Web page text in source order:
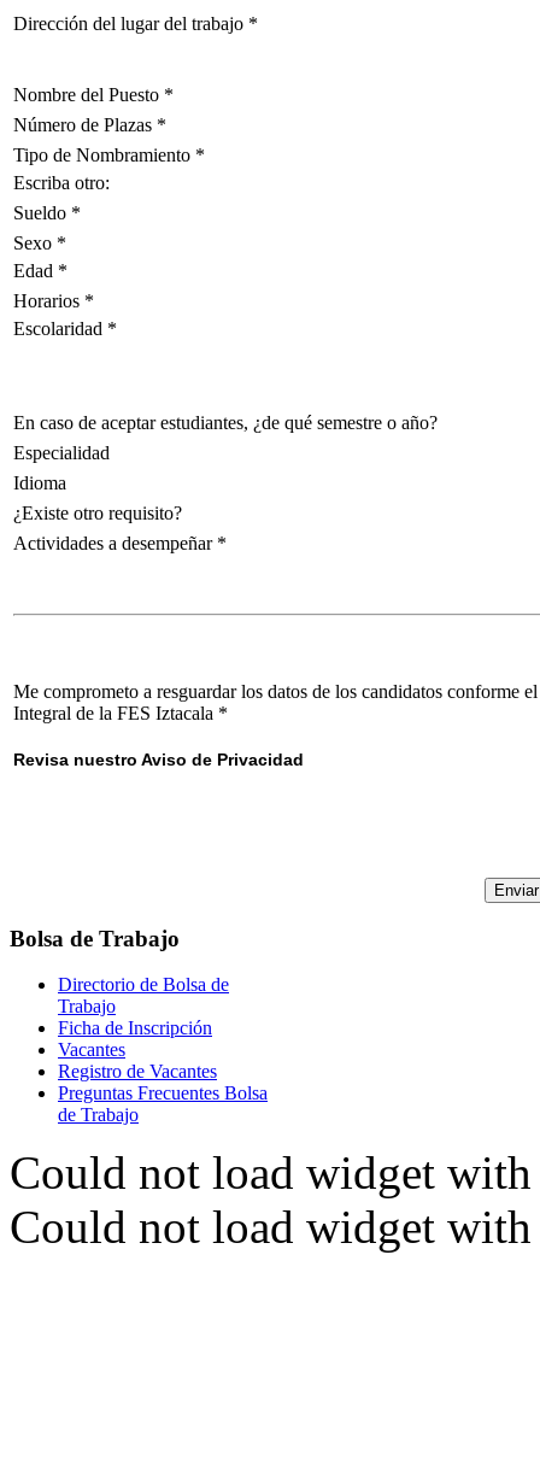
Dirección del lugar del trabajo *
Nombre del Puesto *
Número de Plazas *
Tipo de Nombramiento *
Escriba otro:
Sueldo *
Sexo *
Edad *
Horarios *
Escolaridad *
En caso de aceptar estudiantes, ¿de qué semestre o año?
Especialidad
Idioma
¿Existe otro requisito?
Actividades a desempeñar *
Me comprometo a resguardar los datos de los candidatos conforme
Integral de la FES Iztacala *
Revisa nuestro Aviso de Privacidad
Bolsa de Trabajo
Directorio de Bolsa de
Trabajo
Ficha de Inscripción
Vacantes
Registro de Vacantes
Preguntas Frecuentes Bolsa
de Trabajo
Could not load widget
Could not load widget